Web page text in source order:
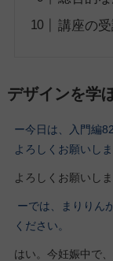
講座の
デザインを学
ー今日は、入門編
よろしくお願いしま
よろしくお願いしま
ーでは、まりりん
ください。
はい。今妊娠中で